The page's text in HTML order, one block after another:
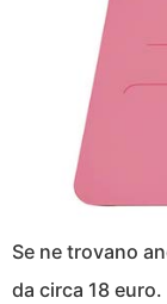
Se ne trovano
da circa 18 euro.